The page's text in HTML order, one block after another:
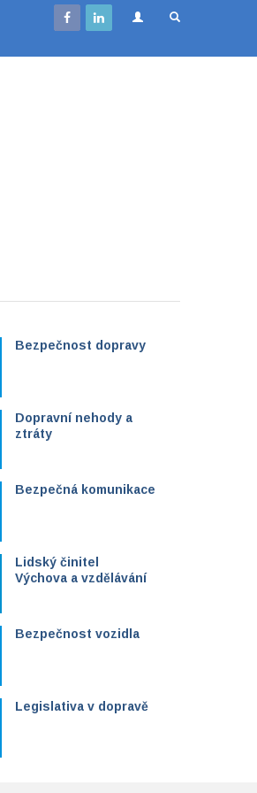
Bezpečnost dopravy
Dopravní nehody a
ztráty
Bezpečná komunikace
Lidský činitel
Výchova a vzdělávání
Bezpečnost vozidla
Legislativa v dopravě